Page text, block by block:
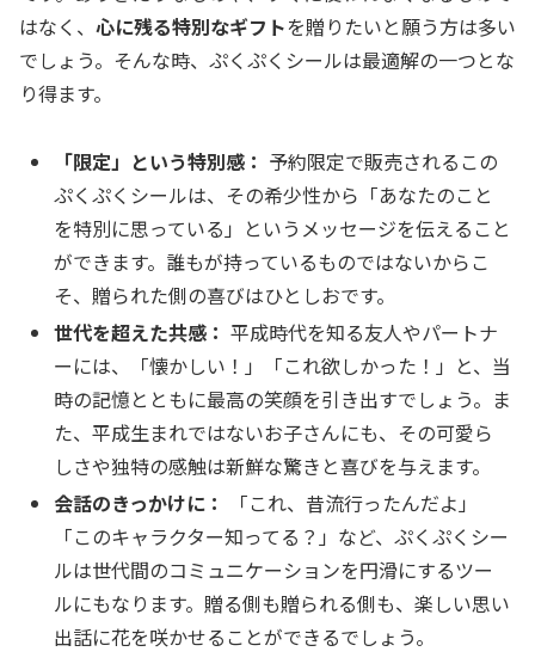
はなく、 心に残る特別なギフトを贈りたいと願う方は多い
でしょう。そんな時、ぷくぷくシールは最適解の一つとな
り得ます。
「限定」という特別感： 予約限定で販売されるこの
ぷくぷくシールは、その希少性から「あなたのこと
を特別に思っている」というメッセージを伝えること
ができます。誰もが持っているものではないからこ
そ、贈られた側の喜びはひとしおです。
世代を超えた共感： 平成時代を知る友人やパートナ
ーには、「懐かしい！」「これ欲しかった！」と、当
時の記憶とともに最高の笑顔を引き出すでしょう。ま
た、平成生まれではないお子さんにも、その可愛ら
しさや独特の感触は新鮮な驚きと喜びを与えます。
会話のきっかけに：
「これ、昔流行ったんだよ」
「このキャラクター知ってる？」など、ぷくぷくシー
ルは世代間のコミュニケーションを円滑にするツー
ルにもなります。贈る側も贈られる側も、楽しい思い
出話に花を咲かせることができるでしょう。